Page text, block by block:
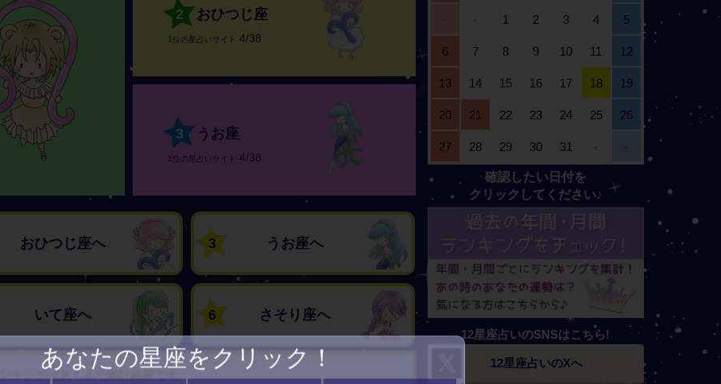
あなたの星座をクリック！
2 おひつじ座
1位の星占いサイト 4/38
3 うお座
1位の星占いサイト 4/38
- - 1 2 3 4 5
6 7 8 9 10 11 12
13 14 15 16 17 18 19
20 21 22 23 24 25 26
27 28 29 30 31 - -
確認したい日付を
クリックしてください♪
おひつじ座へ 3 うお座へ
いて座へ 6 さそり座へ
ンキングはあくまで集計結果です
12星座占いのSNSはこちら!
12星座占いのXへ